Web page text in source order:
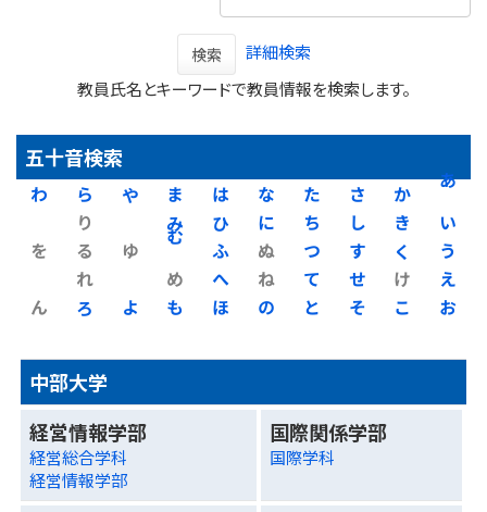
検索
詳細検索
教員氏名とキーワードで教員情報を検索します。
五十音検索
あ
い
う
え
お
か
き
く
け
こ
さ
し
す
せ
そ
た
ち
つ
て
と
な
に
ぬ
ね
の
は
ひ
ふ
へ
ほ
ま
み
む
め
も
や
ゆ
よ
ら
り
る
れ
ろ
わ
を
ん
中部大学
経営情報学部
経営総合学科
経営情報学部
国際関係学部
国際学科